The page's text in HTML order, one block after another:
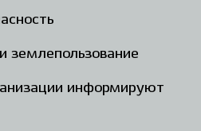
землепользование
информируют